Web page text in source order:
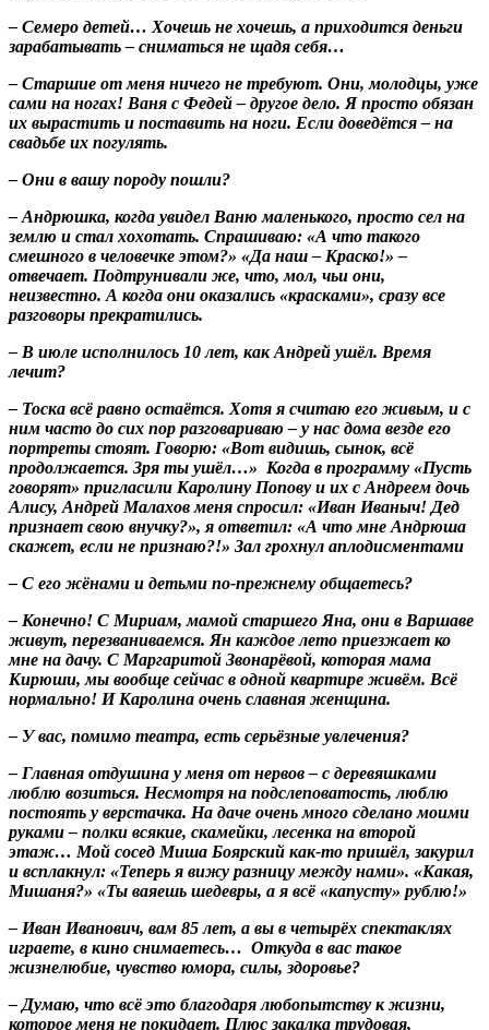
– Семеро детей… Хочешь не хочешь, а приходится деньги
зарабатывать – сниматься не щадя себя…
– Старшие от меня ничего не требуют. Они, молодцы, уже
сами на ногах! Ваня с Федей – другое дело. Я просто обязан
их вырастить и поставить на ноги. Если доведётся – на
свадьбе их погулять.
– Они в вашу породу пошли?
– Андрюшка, когда увидел Ваню маленького, просто сел на
землю и стал хохотать. Спрашиваю: «А что такого
смешного в человечке этом?» «Да наш – Краско!» –
отвечает. Подтрунивали же, что, мол, чьи они,
неизвестно. А когда они оказались «красками», сразу все
разговоры прекратились.
– В июле исполнилось 10 лет, как Андрей ушёл. Время
лечит?
– Тоска всё равно остаётся. Хотя я считаю его живым, и с
ним часто до сих пор разговариваю – у нас дома везде его
портреты стоят. Говорю: «Вот видишь, сынок, всё
продолжается. Зря ты ушёл…» Когда в программу «Пусть
говорят» пригласили Каролину Попову и их с Андреем дочь
Алису, Андрей Малахов меня спросил: «Иван Иваныч! Дед
признает свою внучку?», я ответил: «А что мне Андрюша
скажет, если не признаю?!» Зал грохнул аплодисментами
– С его жёнами и детьми по-прежнему общаетесь?
– Конечно! С Мириам, мамой старшего Яна, они в Варшаве
живут, перезваниваемся. Ян каждое лето приезжает ко
мне на дачу. С Маргаритой Звонарёвой, которая мама
Кирюши, мы вообще сейчас в одной квартире живём. Всё
нормально! И Каролина очень славная женщина.
– У вас, помимо театра, есть серьёзные увлечения?
– Главная отдушина у меня от нервов – с деревяшками
люблю возиться. Несмотря на подслеповатость, люблю
постоять у верстачка. На даче очень много сделано моими
руками – полки всякие, скамейки, лесенка на второй
этаж… Мой сосед Миша Боярский как-то пришёл, закурил
и всплакнул: «Теперь я вижу разницу между нами». «Какая,
Мишаня?» «Ты ваяешь шедевры, а я всё «капусту» рублю!»
– Иван Иванович, вам 85 лет, а вы в четырёх спектаклях
играете, в кино снимаетесь… Откуда в вас такое
жизнелюбие, чувство юмора, силы, здоровье?
– Думаю, что всё это благодаря любопытству к жизни,
которое меня не покидает. Плюс закалка трудовая,